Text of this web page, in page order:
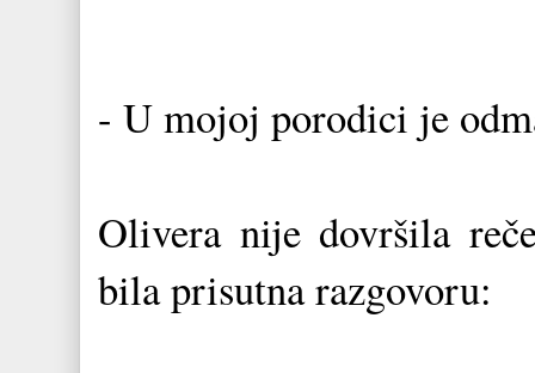
- U mojoj porodici je
Olivera nije dovršila
bila prisutna razgovoru: